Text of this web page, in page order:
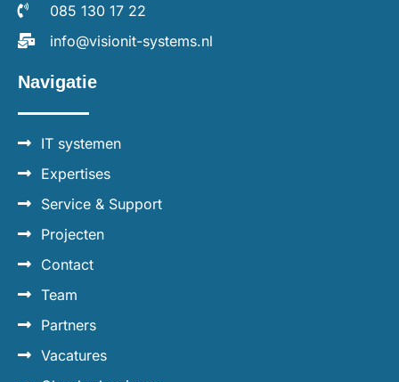
085 130 17 22
info@visionit-systems.nl
Navigatie
IT systemen
Expertises
Service & Support
Projecten
Contact
Team
Partners
Vacatures